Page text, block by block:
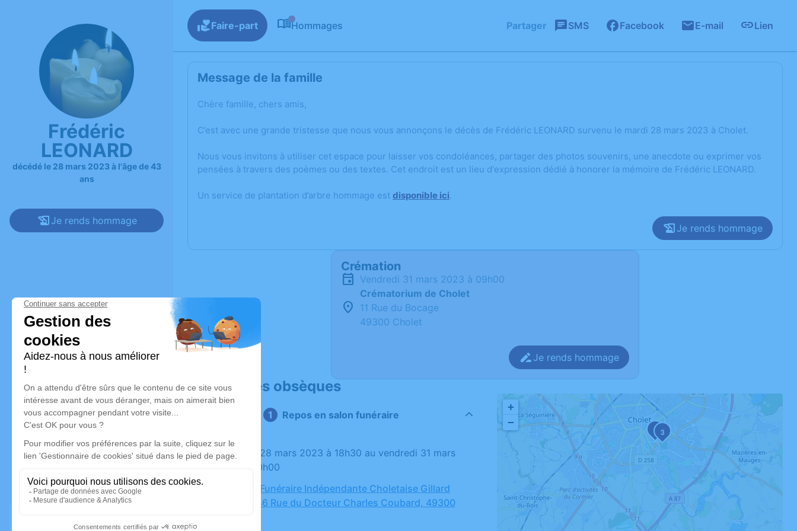
Frédéric
LEONARD
décédé le 28 mars 2023 à l'âge de 43
ans
Je rends hommage
Faire-part Hommages Partager SMS Facebook E-mail Lien
Message de la famille
Chère famille, chers amis,
C’est avec une grande tristesse que nous vous annonçons le décès de Frédéric LEONARD survenu le mardi 28 mars 2023 à Cholet.
Nous vous invitons à utiliser cet espace pour laisser vos condoléances, partager des photos souvenirs, une anecdote ou exprimer vos
pensées à travers des poèmes ou des textes. Cet endroit est un lieu d'expression dédié à honorer la mémoire de Frédéric LEONARD.
Un service de plantation d’arbre hommage est disponible ici.
Je rends hommage
Crémation
vendredi 31 mars 2023 à 09h00
Crématorium de Cholet
11 Rue du Bocage
49300 Cholet
Je rends hommage
Déroulé des obsèques
Repos en salon funéraire
Du mardi 28 mars 2023 à 18h30 au vendredi 31 mars
2023 à 00h00
Chambre Funéraire Indépendante Choletaise Gillard
Mathon, 46 Rue du Docteur Charles Coubard, 49300
1 3
+
−